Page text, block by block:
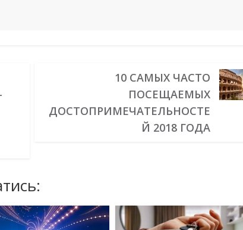
10 САМЫХ ЧАСТО
ПОСЕЩАЕМЫХ
ДОСТОПРИМЕЧАТЕЛЬНОСТЕ
Й 2018 ГОДА